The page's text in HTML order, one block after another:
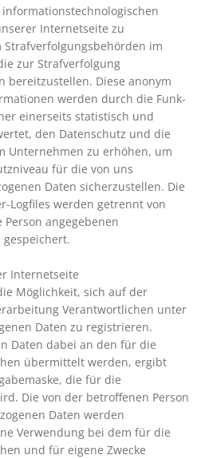
Internetseite zu
Strafverfolgungsbehörden im
zur Strafverfolgung
bereitzustellen. Diese anonym
werden durch die Funk-
einerseits statistisch und
den Datenschutz und die
Unternehmen zu erhöhen, um
für die von uns
Daten sicherzustellen. Die
Logfiles werden getrennt von
angegebenen
gespeichert.
Internetseite
Möglichkeit, sich auf der
Verantwortlichen unter
Daten zu registrieren.
Daten dabei an den für die
übermittelt werden, ergibt
die für die
Die von der betroffenen Person
Daten werden
Verwendung bei dem für die
und für eigene Zwecke